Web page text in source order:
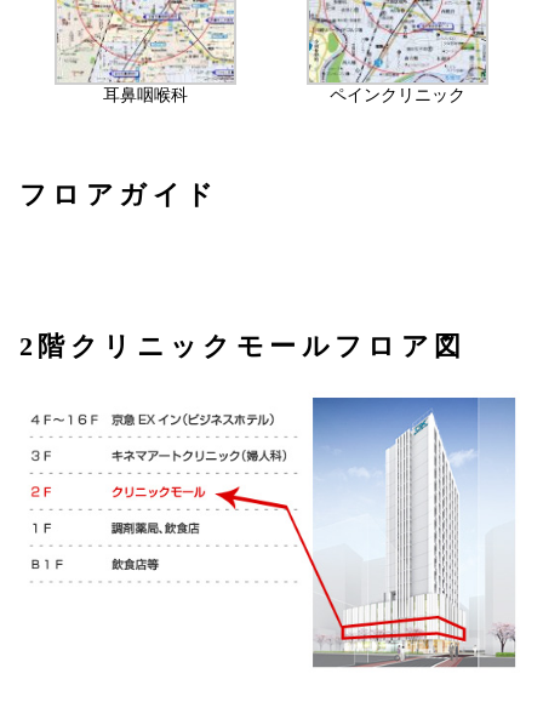
耳鼻咽喉科 ペインクリニック
フロアガイド
2階クリニックモールフロア図